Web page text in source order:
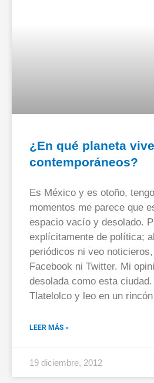
¿En qué planeta
contemporáneos?
Es México y es otoño,
momentos me parece que
espacio vacío y desolado.
explícitamente de política;
periódicos ni veo
Facebook ni Twitter. Mi
desolada como esta
Tlatelolco y leo en un
LEER MÁS »
19 diciembre, 2012